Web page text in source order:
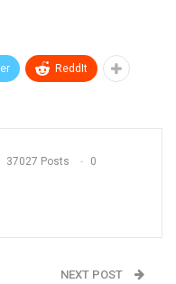
ReddIt
37027 Posts 0
NEXT POST